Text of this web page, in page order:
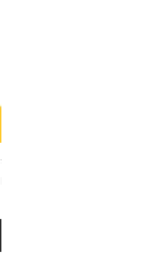
ชามเคลือบ Enamel Food grade ล